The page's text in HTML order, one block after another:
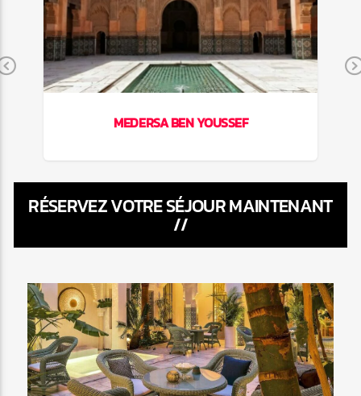
Previous
MEDERSA BEN YOUSSEF
RÉSERVEZ VOTRE SÉJOUR MAINTENANT
//